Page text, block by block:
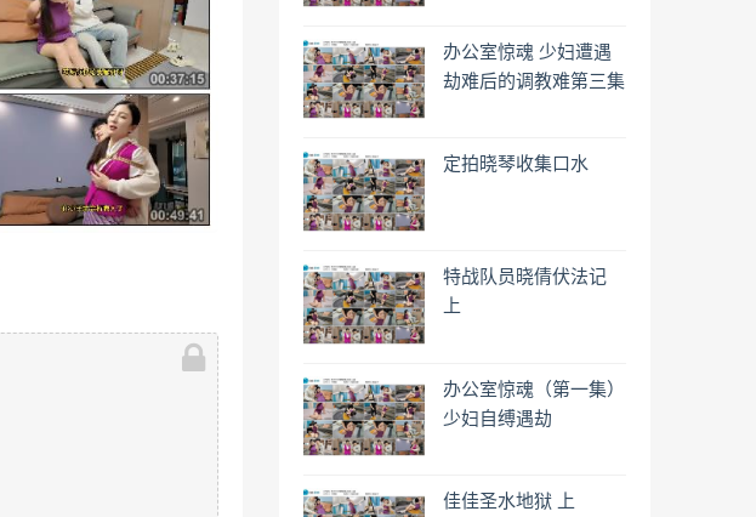
办公室惊魂 少妇遭遇
劫难后的调教难第三集
定拍晓琴收集口水
特战队员晓倩伏法记
上
办公室惊魂（第一集）
少妇自缚遇劫
佳佳圣水地狱 上